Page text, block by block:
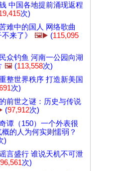
中国各地提前涌现返程
次)
难中的国人 网络歌曲
不来了》
🖼️▶️ (115,095
众钓鱼 河南一公园向湖
🖼️ (113,558次)
整世界秩序 打造新美国
次)
前世之谜：历史与传说
(97,912次)
谭（150）一个外表很
的人为何实则懦弱？
)
言盛行 谁说天机不可泄
96,561次)